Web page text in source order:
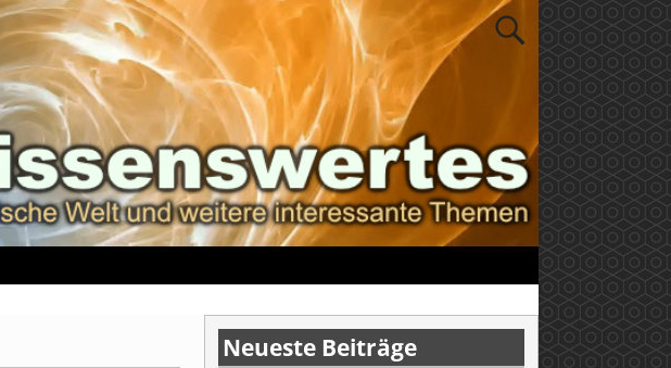
Neueste Beiträge